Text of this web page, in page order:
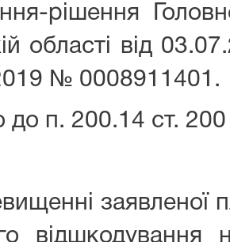
рішення
області від
№ 0008911401.
до п. 200.14 ст.
заявленої